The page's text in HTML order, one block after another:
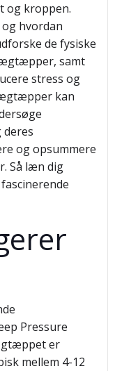
og kroppen.
hvordan
de fysiske
samt
stress og
kan
og opsummere
Så læn dig
Pressure
er
mellem 4-12